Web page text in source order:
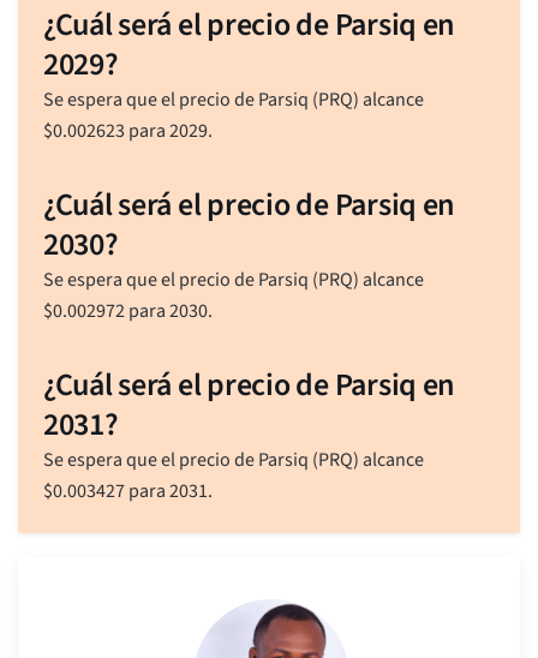
¿Cuál será el precio de Parsiq en
2029?
Se espera que el precio de Parsiq (PRQ) alcance
$0.002623 para 2029.
¿Cuál será el precio de Parsiq en
2030?
Se espera que el precio de Parsiq (PRQ) alcance
$0.002972para 2030.
¿Cuál será el precio de Parsiq en
2031?
Se espera que el precio de Parsiq (PRQ) alcance
$0.003427para 2031.